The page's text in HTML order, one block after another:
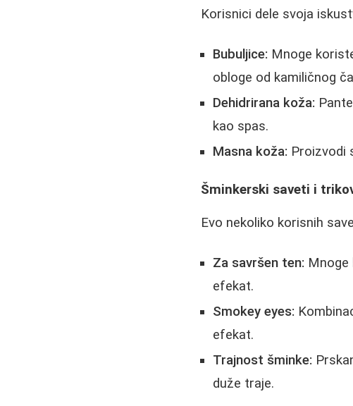
Korisnici dele svoja
Bubuljice: Mnoge
obloge od kamiličnog
Dehidrirana koža:
kao spas.
Masna koža: Proizvodi
Šminkerski saveti i
Evo nekoliko korisnih
Za savršen ten: Mnoge
efekat.
Smokey eyes:
efekat.
Trajnost šminke:
duže traje.